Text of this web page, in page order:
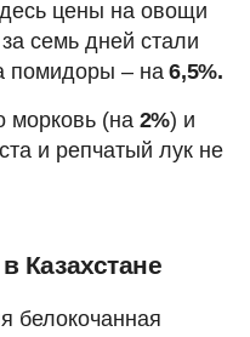
цены на овощи
семь дней стали
помидоры – на 6,5%.
морковь (на 2%) и
и репчатый лук не
Казахстане
белокочанная